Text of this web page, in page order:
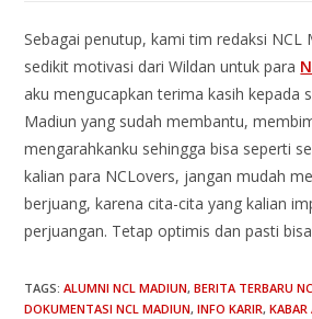
Sebagai penutup, kami tim redaksi NCL
sedikit motivasi dari Wildan untuk para
aku mengucapkan terima kasih kepada
Madiun yang sudah membantu,
mengarahkanku sehingga bisa seperti
kalian para NCLovers, jangan mudah
berjuang, karena cita-cita yang kalian
perjuangan. Tetap optimis dan pasti
TAGS:ALUMNI NCL MADIUN, BERITA TERBARU
DOKUMENTASI NCL MADIUN, INFO KARIR,